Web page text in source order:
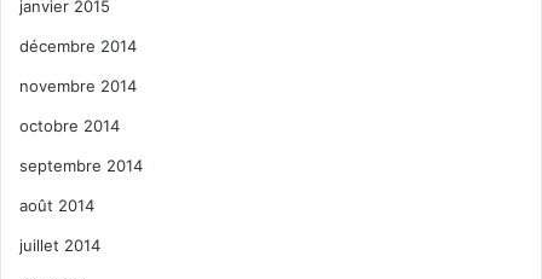
janvier 2015
décembre 2014
novembre 2014
octobre 2014
septembre 2014
août 2014
juillet 2014